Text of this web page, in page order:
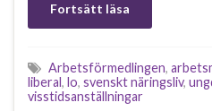
Fortsätt läsa
Arbetsförmedlingen,
liberal, lo, svenskt näringsliv,
visstidsanställningar